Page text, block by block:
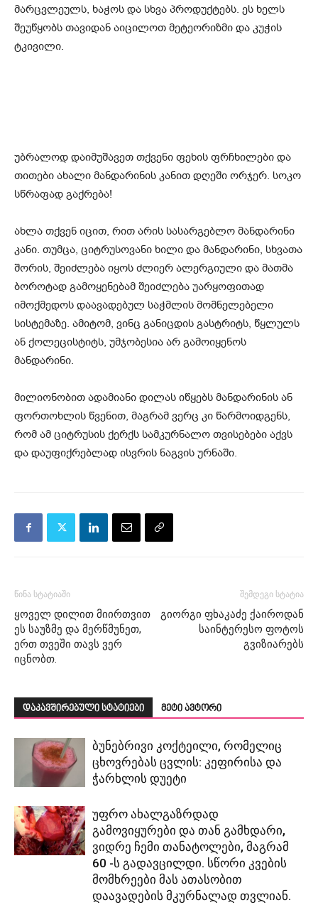
მარცვლეულს, ხაჭოს და სხვა პროდუქტებს. ეს ხელს
შეუწყობს თავიდან აიცილოთ მეტეორიზმი და კუჭის
ტკივილი.
უბრალოდ დაიმუშავეთ თქვენი ფეხის ფრჩხილები და
თითები ახალი მანდარინის კანით დღეში ორჯერ. სოკო
სწრაფად გაქრება!
ახლა თქვენ იცით, რით არის სასარგებლო მანდარინი
კანი. თუმცა, ციტრუსოვანი ხილი და მანდარინი, სხვათა
შორის, შეიძლება იყოს ძლიერ ალერგიული და მათმა
ბოროტად გამოყენებამ შეიძლება უარყოფითად
იმოქმედოს დაავადებულ საჭმლის მომნელებელი
სისტემაზე. ამიტომ, ვინც განიცდის გასტრიტს, წყლულს
ან ქოლეცისტიტს, უმჯობესია არ გამოიყენოს
მანდარინი.
მილიონობით ადამიანი დილას იწყებს მანდარინის ან
ფორთოხლის წვენით, მაგრამ ვერც კი წარმოიდგენს,
რომ ამ ციტრუსის ქერქს სამკურნალო თვისებები აქვს
და დაუფიქრებლად ისვრის ნაგვის ურნაში.
წინა სტატიაში
ყოველ დილით მიირთვით
ეს საუზმე და მერწმუნეთ,
ერთ თვეში თავს ვერ
იცნობთ.
შემდეგი სტატია
გიორგი ფხაკაძე ქაიროდან
საინტერესო ფოტოს
გვიზიარებს
დაკავშირებული სტატიები მეტი ავტორი
ბუნებრივი კოქტეილი, რომელიც
ცხოვრებას ცვლის: კეფირისა და
ჭარხლის დუეტი
უფრო ახალგაზრდად
გამოვიყურები და თან გამხდარი,
ვიდრე ჩემი თანატოლები, მაგრამ
60 -ს გადავცილდი. სწორი კვების
მომხრეები მას ათასობით
დაავადების მკურნალად თვლიან.